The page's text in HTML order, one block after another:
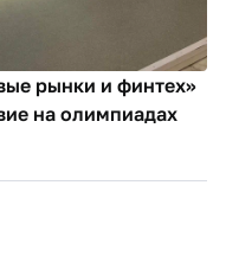
рынки и финтех»
на олимпиадах